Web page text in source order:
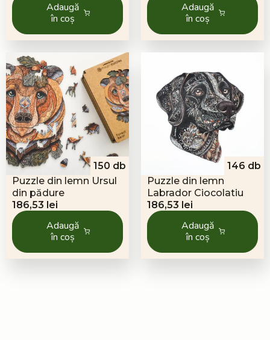
Adaugă
în coș
Adaugă
în coș
150 db
Puzzle din lemn Ursul
din pădure
186,53 lei
Adaugă
în coș
146 db
Puzzle din lemn
Labrador Ciocolatiu
186,53 lei
Adaugă
în coș